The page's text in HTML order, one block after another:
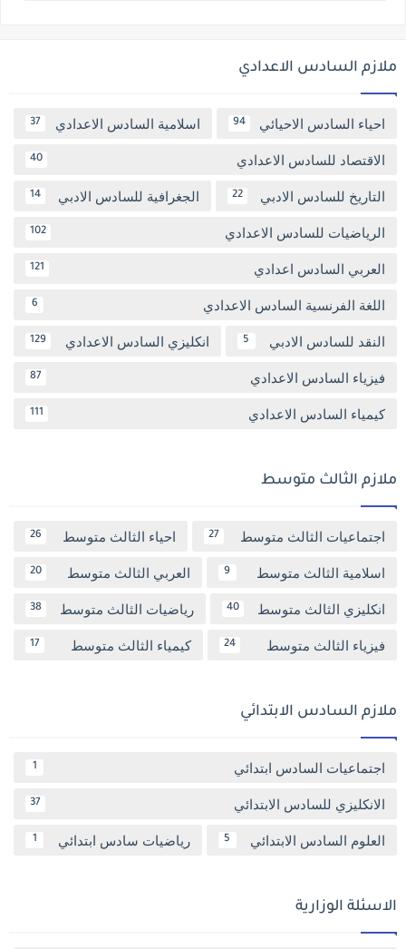
ملازم السادس الاعدادي
احياء السادس الاحيائي 94 اسلامية السادس الاعدادي 37
الاقتصاد للسادس الاعدادي 40
التاريخ للسادس الادبي 22 الجغرافية للسادس الادبي 14
الرياضيات للسادس الاعدادي 102
العربي السادس اعدادي 121
اللغة الفرنسية السادس الاعدادي 6
النقد للسادس الادبي 5 انكليزي السادس الاعدادي 129
فيزياء السادس الاعدادي 87
كيمياء السادس الاعدادي 111
ملازم الثالث متوسط
اجتماعيات الثالث متوسط 27 احياء الثالث متوسط 26
اسلامية الثالث متوسط 9 العربي الثالث متوسط 20
انكليزي الثالث متوسط 40 رياضيات الثالث متوسط 38
فيزياء الثالث متوسط 24 كيمياء الثالث متوسط 17
ملازم السادس الابتدائي
اجتماعيات السادس ابتدائي 1
الانكليزي للسادس الابتدائي 37
العلوم السادس الابتدائي 5 رياضيات سادس ابتدائي 1
الاسئلة الوزارية